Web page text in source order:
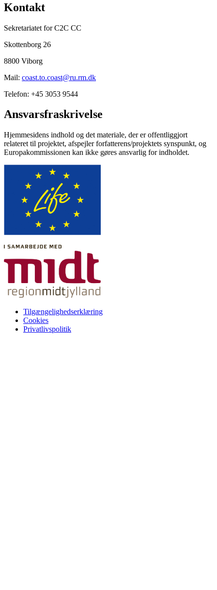
Kontakt
Sekretariatet for C2C CC
Skottenborg 26
8800 Viborg
Mail: coast.to.coast@ru.rm.dk
Telefon: +45 3053 9544
Ansvarsfraskrivelse
Hjemmesidens indhold og det materiale, der er offentliggjort
relateret til projektet, afspejler forfatterens/projektets synspunkt, og
Europakommissionen kan ikke gøres ansvarlig for indholdet.
Tilgængelighedserklæring
Cookies
Privatlivspolitik